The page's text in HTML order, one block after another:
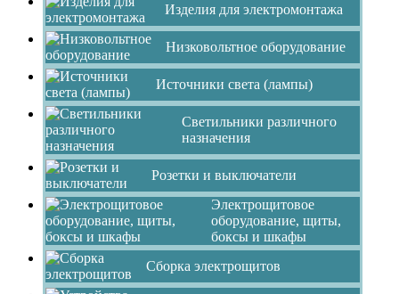
Изделия для электромонтажа
Низковольтное оборудование
Источники света (лампы)
Светильники различного
назначения
Розетки и выключатели
Электрощитовое
оборудование, щиты,
боксы и шкафы
Сборка электрощитов